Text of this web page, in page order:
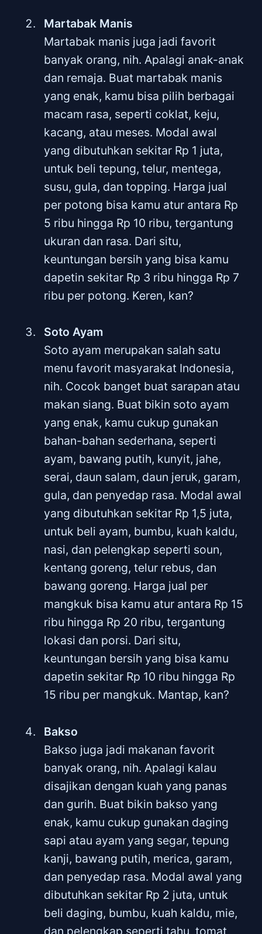
Martabak Manis
Martabak manis juga jadi favorit
banyak orang, nih. Apalagi anak-anak
dan remaja. Buat martabak manis
yang enak, kamu bisa pilih berbagai
macam rasa, seperti coklat, keju,
kacang, atau meses. Modal awal
yang dibutuhkan sekitar Rp 1 juta,
untuk beli tepung, telur, mentega,
susu, gula, dan topping. Harga jual
per potong bisa kamu atur antara Rp
5 ribu hingga Rp 10 ribu, tergantung
ukuran dan rasa. Dari situ,
keuntungan bersih yang bisa kamu
dapetin sekitar Rp 3 ribu hingga Rp 7
ribu per potong. Keren, kan?
Soto Ayam
Soto ayam merupakan salah satu
menu favorit masyarakat Indonesia,
nih. Cocok banget buat sarapan atau
makan siang. Buat bikin soto ayam
yang enak, kamu cukup gunakan
bahan-bahan sederhana, seperti
ayam, bawang putih, kunyit, jahe,
serai, daun salam, daun jeruk, garam,
gula, dan penyedap rasa. Modal awal
yang dibutuhkan sekitar Rp 1,5 juta,
untuk beli ayam, bumbu, kuah kaldu,
nasi, dan pelengkap seperti soun,
kentang goreng, telur rebus, dan
bawang goreng. Harga jual per
mangkuk bisa kamu atur antara Rp 15
ribu hingga Rp 20 ribu, tergantung
lokasi dan porsi. Dari situ,
keuntungan bersih yang bisa kamu
dapetin sekitar Rp 10 ribu hingga Rp
15 ribu per mangkuk. Mantap, kan?
Bakso
Bakso juga jadi makanan favorit
banyak orang, nih. Apalagi kalau
disajikan dengan kuah yang panas
dan gurih. Buat bikin bakso yang
enak, kamu cukup gunakan daging
sapi atau ayam yang segar, tepung
kanji, bawang putih, merica, garam,
dan penyedap rasa. Modal awal yang
dibutuhkan sekitar Rp 2 juta, untuk
beli daging, bumbu, kuah kaldu, mie,
dan pelengkap seperti tahu, tomat,